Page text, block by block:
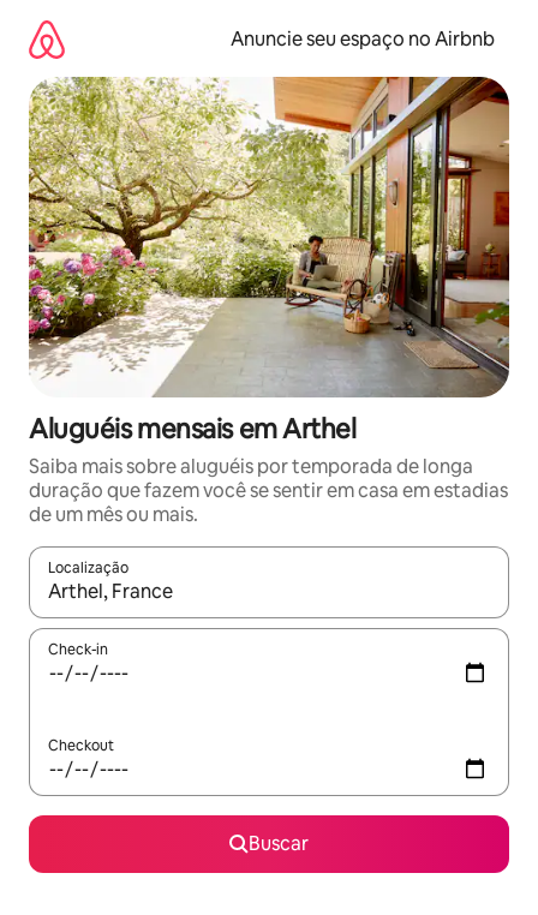
para
conteúdo
Anuncie seu espaço no Airbnb
Aluguéis mensais em Arthel
Saiba mais sobre aluguéis por temporada de longa
duração que fazem você se sentir em casa em estadias
de um mês ou mais.
Localização
Quando os resultados estiverem disponíveis, explore-os
Check-in
Checkout
Buscar